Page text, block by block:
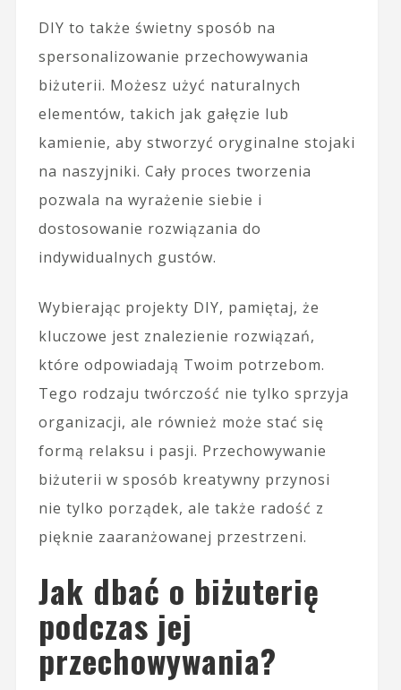
DIY to także świetny sposób na
spersonalizowanie przechowywania
biżuterii. Możesz użyć naturalnych
elementów, takich jak gałęzie lub
kamienie, aby stworzyć oryginalne stojaki
na naszyjniki. Cały proces tworzenia
pozwala na wyrażenie siebie i
dostosowanie rozwiązania do
indywidualnych gustów.
Wybierając projekty DIY, pamiętaj, że
kluczowe jest znalezienie rozwiązań,
które odpowiadają Twoim potrzebom.
Tego rodzaju twórczość nie tylko sprzyja
organizacji, ale również może stać się
formą relaksu i pasji. Przechowywanie
biżuterii w sposób kreatywny przynosi
nie tylko porządek, ale także radość z
pięknie zaaranżowanej przestrzeni.
Jak dbać o biżuterię
podczas jej
przechowywania?